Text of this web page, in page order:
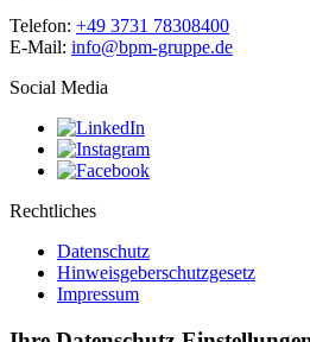
Telefon: +49 3731 78308400
E-Mail: info@bpm-gruppe.de
Social Media
Rechtliches
Datenschutz
Hinweisgeberschutzgesetz
Impressum